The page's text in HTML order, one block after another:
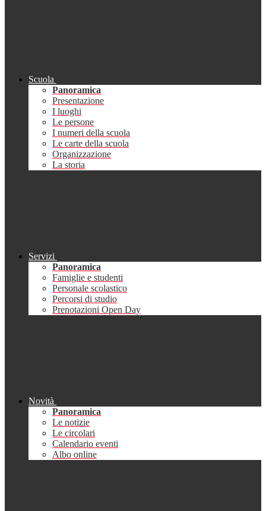
Scuola
Panoramica
Presentazione
I luoghi
Le persone
I numeri della scuola
Le carte della scuola
Organizzazione
La storia
Servizi
Panoramica
Famiglie e studenti
Personale scolastico
Percorsi di studio
Prenotazioni Open Day
Novità
Panoramica
Le notizie
Le circolari
Calendario eventi
Albo online